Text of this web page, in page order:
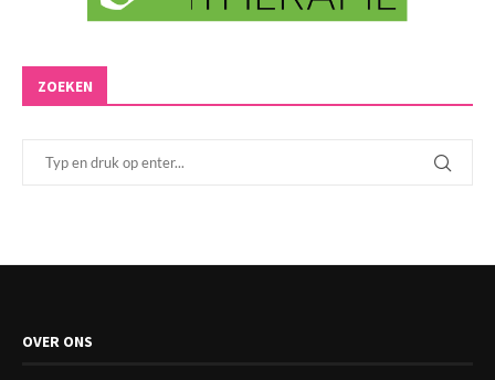
ZOEKEN
OVER ONS